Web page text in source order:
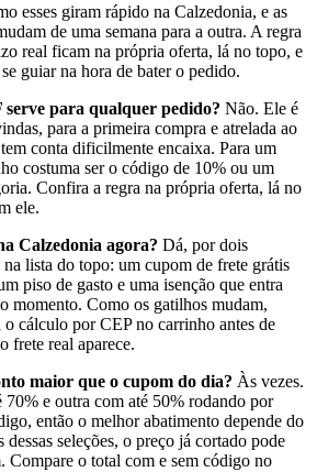
esses giram rápido na Calzedonia, e as
de uma semana para a outra. A regra
real ficam na própria oferta, lá no topo, e
guiar na hora de bater o pedido.
para qualquer pedido? Não. Ele é
para a primeira compra e atrelada ao
conta dificilmente encaixa. Para um
costuma ser o código de 10% ou um
Confira a regra na própria oferta, lá no
ele.
Calzedonia agora? Dá, por dois
lista do topo: um cupom de frete grátis
piso de gasto e uma isenção que entra
momento. Como os gatilhos mudam,
cálculo por CEP no carrinho antes de
frete real aparece.
maior que o cupom do dia? Às vezes.
70% e outra com até 50% rodando por
então o melhor abatimento depende do
seleções, o preço já cortado pode
Compare o total com e sem código no